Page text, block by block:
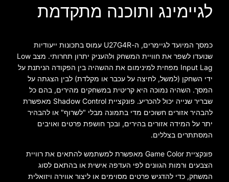
לגיימינג ותוכנה מתקדמת
כמסך המיועד לגיימרים, ה-U27G4R עמוס בתכונות ייעודיות
שנועדו לשפר את חוויית המשחק ולהעניק יתרון תחרותי. מצב Low
Input Lag מפחית למינימום את ההשהיה בין הפקודה הניתנת על
ידי השחקן (למשל, לחיצה על עכבר או מקלדת) לבין הצגתה על
המסך. השהיה נמוכה היא קריטית במשחקים מהירים, בהם כל
שבריר שנייה יכול להכריע. פונקציית Shadow Control מאפשרת
להבהיר אזורים חשוכים מדי בתמונה מבלי "לשרוף" או להבהיר
יתר על המידה אזורים בהירים, ובכך חושפת פרטים ואויבים
המסתתרים בצללים.
פונקציית Game Color מאפשרת למשתמש להתאים את רוויית
הצבעים ורמות הגוונים לפי העדפה אישית או בהתאם לסוג
המשחק, כדי להדגיש פרטים מסוימים או ליצור אווירה ויזואלית